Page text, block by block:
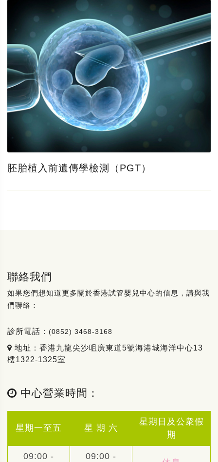
胚胎植入前遺傳學檢測（PGT）
聯絡我們
如果您們想知道更多關於香港試管嬰兒中心的信息，請與我
們聯絡：
診所電話： (0852) 3468-3168
地址：香港九龍尖沙咀廣東道5號海港城海洋中心13
樓1322-1325室
中心營業時間：
星期一至五 星 期 六
星期日及公衆假
期
09:00 - 09:00 -